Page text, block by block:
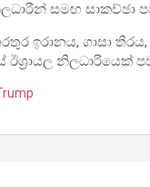
සමඟ සාකච්ඡා
ඉරානය, ගාසා
නිලධාරියෙක්